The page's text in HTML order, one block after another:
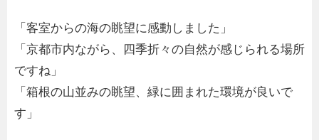
「客室からの海の眺望に感動しました」
「京都市内ながら、四季折々の自然が感じられる場所
ですね」
「箱根の山並みの眺望、緑に囲まれた環境が良いで
す」